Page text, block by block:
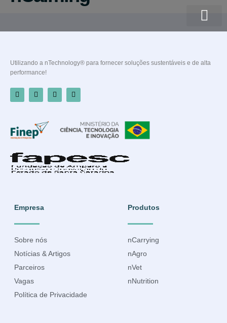
Utilizando a nTechnology® para fornecer soluções sustentáveis e de alta
performance!
Empresa
Sobre nós
Notícias & Artigos
Parceiros
Vagas
Política de Privacidade
Produtos
nCarrying
nAgro
nVet
nNutrition